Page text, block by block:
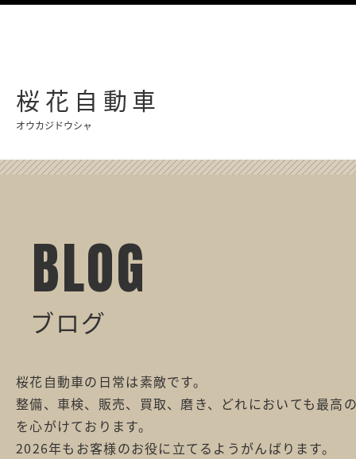
桜花自動車
オウカジドウシャ
BLOG
ブログ
桜花自動車の日常は素敵です。
整備、車検、販売、買取、磨き、どれにおいても最高
を心がけております。
2026年もお客様のお役に立てるようがんばります。